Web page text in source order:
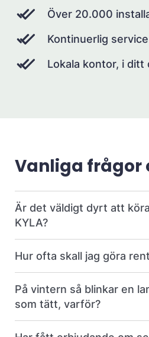
Över 20.000
Kontinuerlig
Lokala kontor, i ditt
Vanliga frågor
Är det väldigt dyrt att
KYLA?
Hur ofta skall jag göra
På vintern så blinkar en
som tätt, varför?